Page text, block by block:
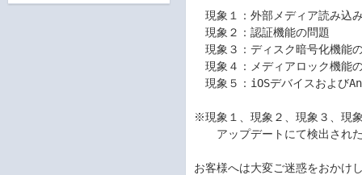
現象１：外部メディア読み込
現象２：認証機能の問題
現象３：ディスク暗号化機能
現象４：メディアロック機能
現象５：iOSデバイスおよび
※現象１、現象２、現象３、現
アップデートにて検出された
お客様へは大変ご迷惑をおかけ